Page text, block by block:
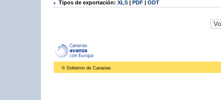
Tipos de exportación: XLS | PDF | ODT
© Gobierno de Canarias